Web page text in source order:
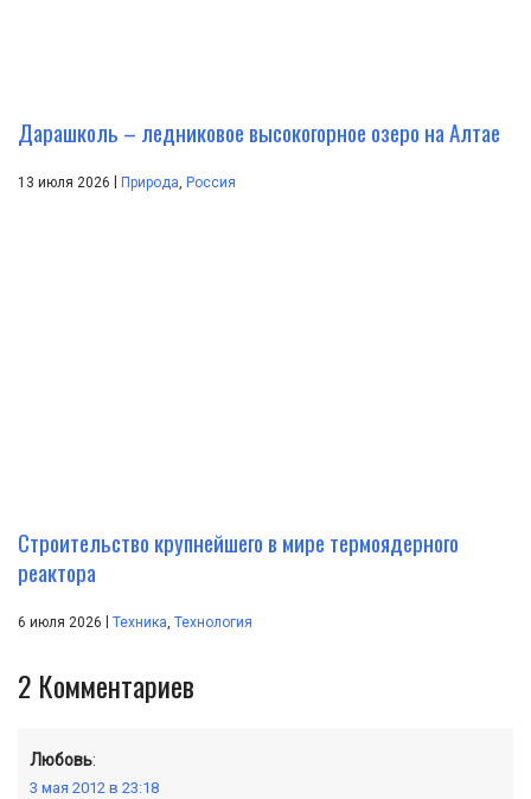
Дарашколь – ледниковое высокогорное озеро на Алтае
13 июля 2026 Природа, Россия
Строительство крупнейшего в мире термоядерного
реактора
6 июля 2026 Техника, Технология
2 Комментариев
Любовь:
3 мая 2012 в 23:18